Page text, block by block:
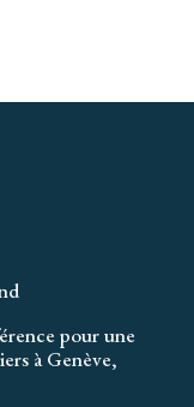
pour une
à Genève,